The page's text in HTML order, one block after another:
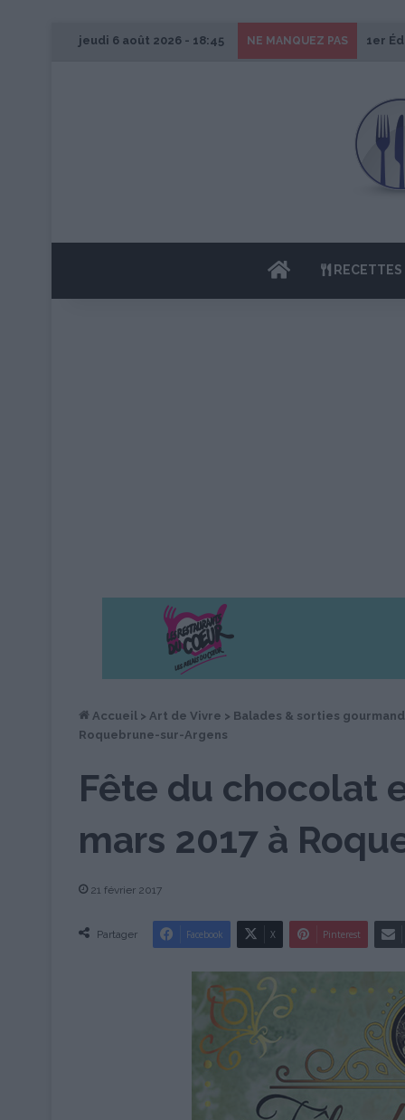
jeudi 6 août 2026 - 18:45 NE MANQUEZ PAS 1er
ACCUEIL
Accueil > Art de Vivre > Balades & sorties
Roquebrune-sur-Argens
Fête du chocolat
mars 2017 à
21 février 2017
Partager Facebook X Pinterest